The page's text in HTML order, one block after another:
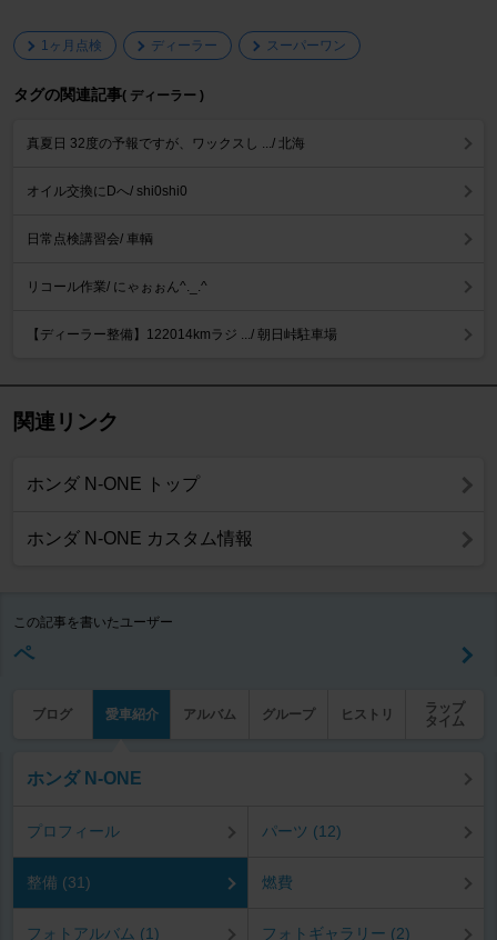
1ヶ月点検 ディーラー スーパーワン
タグの関連記事( ディーラー )
真夏日 32度の予報ですが、ワックスし .../ 北海
オイル交換にDへ/ shi0shi0
日常点検講習会/ 車輌
リコール作業/ にゃぉぉん^._.^
【ディーラー整備】122014kmラジ .../ 朝日峠駐車場
関連リンク
ホンダ N-ONE トップ
ホンダ N-ONE カスタム情報
この記事を書いたユーザー
ペ
ブログ 愛車紹介 アルバム グループ ヒストリ
ラップ
タイム
ホンダ N-ONE
プロフィール パーツ (12)
整備 (31) 燃費
フォトアルバム (1) フォトギャラリー (2)